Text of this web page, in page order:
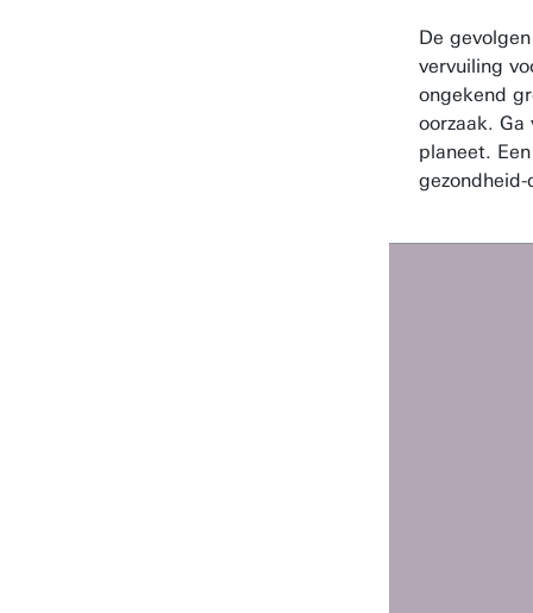
De
vervuiling
ongekend
oorzaak. Ga
planeet.